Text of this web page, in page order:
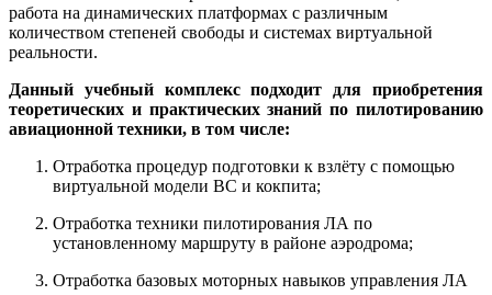
работа на динамических платформах с различным
количеством степеней свободы и системах виртуальной
реальности.
Данный учебный комплекс подходит для приобретения
теоретических и практических знаний по пилотированию
авиационной техники, в том числе:
Отработка процедур подготовки к взлёту с помощью
виртуальной модели ВС и кокпита;
Отработка техники пилотирования ЛА по
установленному маршруту в районе аэродрома;
Отработка базовых моторных навыков управления ЛА